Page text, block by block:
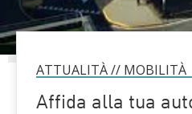
ATTUALITÀ// MOBILITÀ
Affida alla tua